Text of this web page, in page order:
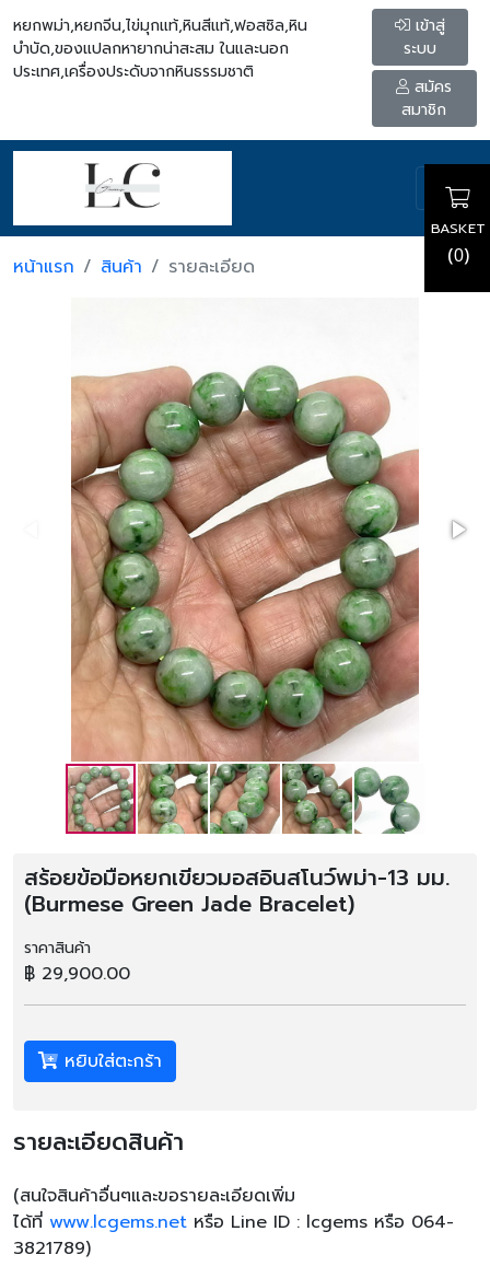
หยกพม่า,หยกจีน,ไข่มุกแท้,หินสีแท้,ฟอสซิล,หิน
บำบัด,ของแปลกหายากน่าสะสม ในและนอก
ประเทศ,เครื่องประดับจากหินธรรมชาติ
เข้าสู่
ระบบ
สมัคร
สมาชิก
BASKET
(0)
หน้าแรก สินค้า รายละเอียด
สร้อยข้อมือหยกเขียวมอสอินสโนว์พม่า-13 มม.
(Burmese Green Jade Bracelet)
ราคาสินค้า
฿ 29,900.00
หยิบใส่ตะกร้า
รายละเอียดสินค้า
(สนใจสินค้าอื่นๆและขอรายละเอียดเพิ่ม
ได้ที่ www.lcgems.net หรือ Line ID : lcgems หรือ 064-
3821789)